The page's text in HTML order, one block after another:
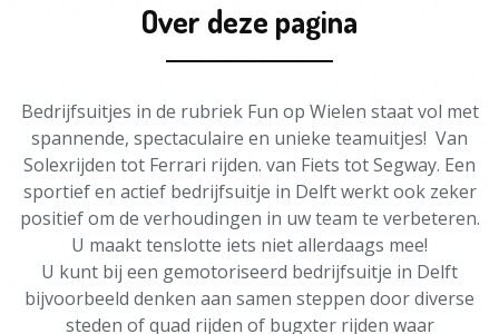
Over deze pagina
Bedrijfsuitjes in de rubriek Fun op Wielen staat vol met
spannende, spectaculaire en unieke teamuitjes! Van
Solexrijden tot Ferrari rijden. van Fiets tot Segway. Een
sportief en actief bedrijfsuitje in Delft werkt ook zeker
positief om de verhoudingen in uw team te verbeteren.
U maakt tenslotte iets niet allerdaags mee!
U kunt bij een gemotoriseerd bedrijfsuitje in Delft
bijvoorbeeld denken aan samen steppen door diverse
steden of quad rijden of bugxter rijden waar